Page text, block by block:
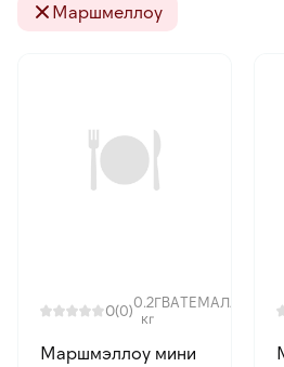
Маршмеллоу
0(0)0.2
кг
ГВАТЕМАЛА
Маршмэллоу мини